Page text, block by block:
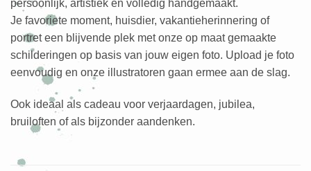
persoonlijk, artistiek en volledig handgemaakt.
Je favoriete moment, huisdier, vakantieherinnering of
portret een blijvende plek met onze op maat gemaakte
schilderingen op basis van jouw eigen foto. Upload je foto
eenvoudig en onze illustratoren gaan ermee aan de slag.
Ook ideaal als cadeau voor verjaardagen, jubilea,
bruiloften of als bijzonder aandenken.